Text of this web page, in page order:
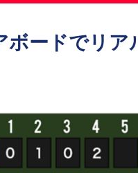
ボードでリア